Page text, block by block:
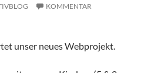
KOMMENTAR
unser neues Webprojekt.